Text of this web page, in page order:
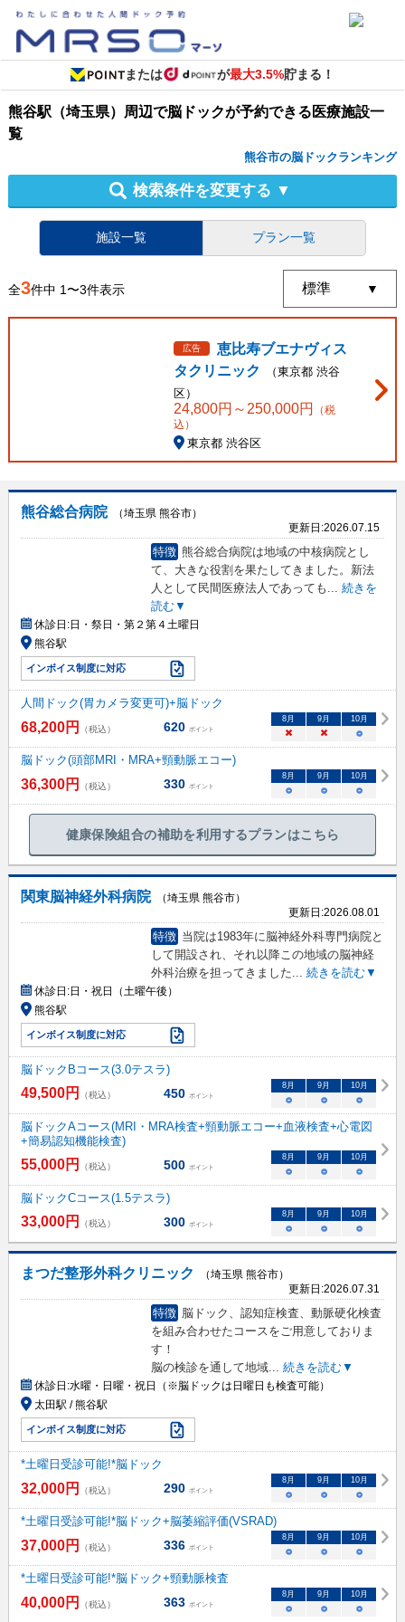
または が最大3.5%貯まる！
熊谷駅（埼玉県）周辺で脳ドックが予約できる医療施設一
覧
熊谷市の脳ドックランキング
検索条件を変更する ▼
施設一覧 プラン一覧
全3件中 1〜3件表示
広告
恵比寿ブエナヴィス
タクリニック
（東京都 渋谷
区）
24,800円～250,000円
（税
込）
東京都 渋谷区
熊谷総合病院
（埼玉県 熊谷市）
更新日:2026.07.15
特徴 熊谷総合病院は地域の中核病院とし
て、大きな役割を果たしてきました。新法
人として民間医療法人であっても ... 続きを
読む▼
休診日:日・祭日・第２第４土曜日
熊谷駅
インボイス制度に対応
人間ドック(胃カメラ変更可)+脳ドック
68,200円 （税込） 620 ポイント
8月 9月 10月
× × ○
脳ドック(頭部MRI・MRA+頸動脈エコー)
36,300円 （税込） 330 ポイント
8月 9月 10月
○ ○ ○
健康保険組合の補助を利用するプランはこちら
関東脳神経外科病院
（埼玉県 熊谷市）
更新日:2026.08.01
特徴 当院は1983年に脳神経外科専門病院と
して開設され、それ以降この地域の脳神経
外科治療を担ってきました
続きを読む▼
休診日:日・祝日（土曜午後）
熊谷駅
インボイス制度に対応
脳ドックBコース(3.0テスラ)
49,500円 （税込） 450 ポイント
8 月 9 月 10月
○ ○ ○
脳ドックAコース(MRI・MRA検査+頸動脈エコー+血液検査+心電図
+簡易認知機能検査)
55,000円 （税込） 500 ポイント
8 月 9 月 10月
○ ○ ○
脳ドックCコース(1.5テスラ)
33,000円 （税込） 300 ポイント
8 月 9 月 10月
○ ○ ○
まつだ整形外科クリニック
（埼玉県 熊谷市）
更新日:2026.07.31
特徴 脳ドック、認知症検査、動脈硬化検査
を組み合わせたコースをご用意しておりま
す！
脳の検診を通して地域... 続きを読む▼
休診日:水曜・日曜・祝日（※脳ドックは日曜日も検査可能）
太田駅 / 熊谷駅
インボイス制度に対応
*土曜日受診可能!*脳ドック
32,000円 （税込） 290 ポイント
8月 9月 10月
○ ○ ○
*土曜日受診可能!*脳ドック+脳萎縮評価(VSRAD)
37,000円 （税込） 336 ポイント
8月 9月 10月
○ ○ ○
*土曜日受診可能!*脳ドック+頸動脈検査
40,000円 （税込） 363 ポイント
8月 9月 10月
○ ○ ○